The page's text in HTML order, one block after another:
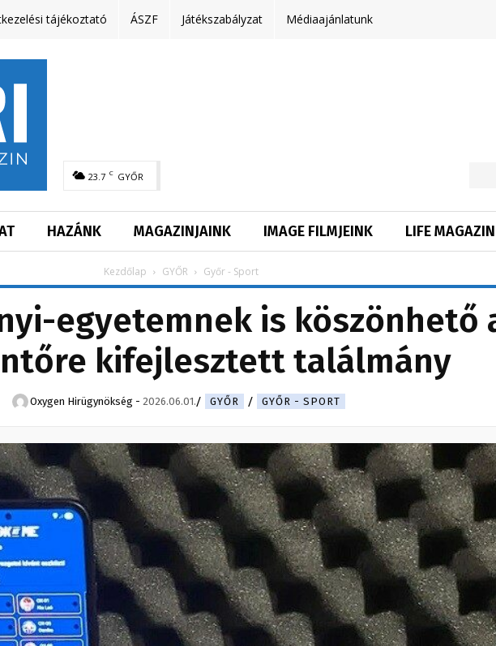
tájékoztató ÁSZF Játékszabályzat Médiaajánlatunk
23.7 C GYŐR
HAZÁNK MAGAZINJAINK IMAGE FILMJEINK LIFE MAGAZIN
Kezdőlap GYŐR Győr - Sport
egyetemnek is köszönhető
kifejlesztett találmány
Oxygen Hirügynökség - 2026.06.01. GYŐR GYŐR - SPORT